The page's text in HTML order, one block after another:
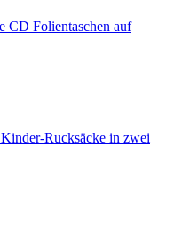
CD Folientaschen auf
Kinder-Rucksäcke in zwei